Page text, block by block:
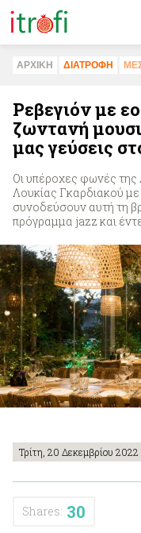
ΑΡΧΙΚΗ ΔΙΑΤΡΟΦΗ
Ρεβεγιόν με
ζωντανή
μας γεύσεις
Οι υπέροχες φωνές
Λουκίας Γκαρδιακού
συνοδεύσουν αυτή τη
πρόγραμμα jazz και
Τρίτη, 20 Δεκεμβρίου 2022
Shares: 30